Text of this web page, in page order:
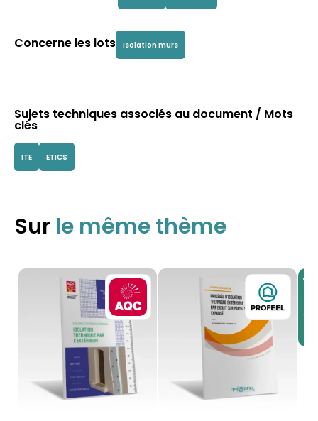
Concerne les lots Isolation murs
Sujets techniques associés au document / Mots
clés
ITE ETICS
Sur le même thème